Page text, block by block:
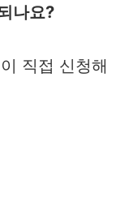
나요?
직접 신청해